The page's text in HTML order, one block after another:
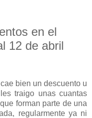
en el
12 de abril
bien un descuento u
traigo unas cuantas
forman parte de una
regularmente ya ni